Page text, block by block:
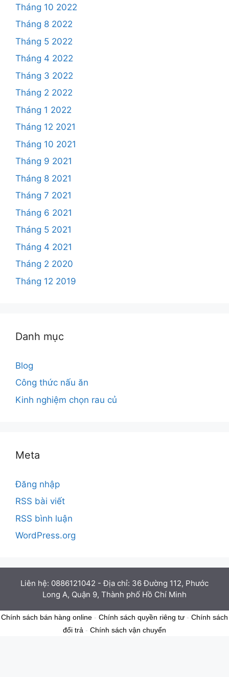
Tháng 10 2022
Tháng 8 2022
Tháng 5 2022
Tháng 4 2022
Tháng 3 2022
Tháng 2 2022
Tháng 1 2022
Tháng 12 2021
Tháng 10 2021
Tháng 9 2021
Tháng 8 2021
Tháng 7 2021
Tháng 6 2021
Tháng 5 2021
Tháng 4 2021
Tháng 2 2020
Tháng 12 2019
Danh mục
Blog
Công thức nấu ăn
Kinh nghiệm chọn rau củ
Meta
Đăng nhập
RSS bài viết
RSS bình luận
WordPress.org
Liên hệ: 0886121042 - Địa chỉ: 36 Đường 112, Phước
Long A, Quận 9, Thành phố Hồ Chí Minh
Chính sách bán hàng online - Chính sách quyền riêng tư - Chính sách
đổi trả - Chính sách vận chuyển